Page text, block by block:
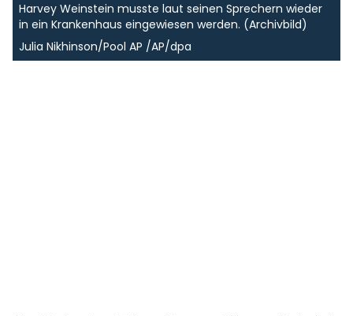
Harvey Weinstein musste laut seinen Sprechern wieder
in ein Krankenhaus eingewiesen werden. (Archivbild)
Julia Nikhinson/Pool AP /AP/dpa